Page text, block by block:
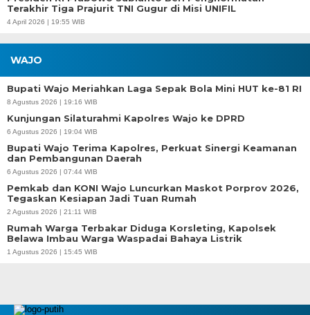
Terakhir Tiga Prajurit TNI Gugur di Misi UNIFIL
4 April 2026 | 19:55 WIB
WAJO
Bupati Wajo Meriahkan Laga Sepak Bola Mini HUT ke-81 RI
8 Agustus 2026 | 19:16 WIB
Kunjungan Silaturahmi Kapolres Wajo ke DPRD
6 Agustus 2026 | 19:04 WIB
Bupati Wajo Terima Kapolres, Perkuat Sinergi Keamanan
dan Pembangunan Daerah
6 Agustus 2026 | 07:44 WIB
Pemkab dan KONI Wajo Luncurkan Maskot Porprov 2026,
Tegaskan Kesiapan Jadi Tuan Rumah
2 Agustus 2026 | 21:11 WIB
Rumah Warga Terbakar Diduga Korsleting, Kapolsek
Belawa Imbau Warga Waspadai Bahaya Listrik
1 Agustus 2026 | 15:45 WIB